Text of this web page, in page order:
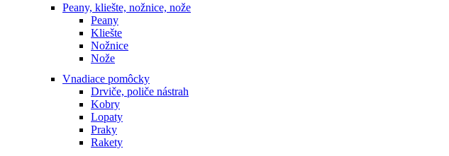
Peany, kliešte, nožnice, nože
Peany
Kliešte
Nožnice
Nože
Vnadiace pomôcky
Drviče, poliče nástrah
Kobry
Lopaty
Praky
Rakety